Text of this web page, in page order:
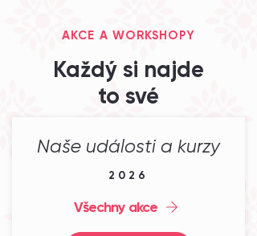
AKCE A WORKSHOPY
Každý si najde
to své
Naše události a kurzy
2026
Všechny akce